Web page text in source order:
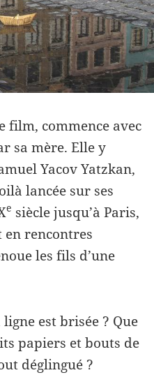
film, commence avec
sa mère. Elle y
Yacov Yatzkan,
lancée sur ses
e siècle jusqu’à Paris,
rencontres
les fils d’une
est brisée ? Que
papiers et bouts de
déglingué ?